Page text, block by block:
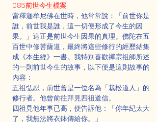
085前世今生檔案
當釋迦牟尼佛在世時，他常常說：「前世你是
誰，前世我是誰，這一切便形成了今生的因
果。」這正是前世今生因果的真理。佛陀在五
百世中修菩薩道，最終將這些修行的經歷結集
成《本生經》一書。我特別喜歡禪宗祖師所述
的一則前世今生的故事，以下便是這則故事的
內容：
五祖弘忍，前世曾是一位名為「栽松道人」的
修行者。他曾前往拜見四祖道信。
四祖見他年事已高，便告訴他：「你年紀太大
了，我無法將衣鉢傳給你。」